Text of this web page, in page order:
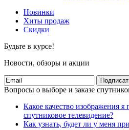
Новинки
Хиты продаж
Скидки
Будьте в курсе!
Новости, обзоры и акции
Вопросы о выборе и заказе
Какое качество изображения я
спутниковое телевидение?
Как узнать, будет ли у меня